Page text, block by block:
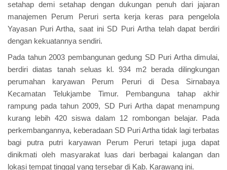
setahap demi setahap dengan dukungan penuh dari jajaran
manajemen Perum Peruri serta kerja keras para pengelola
Yayasan Puri Artha, saat ini SD Puri Artha telah dapat berdiri
dengan kekuatannya sendiri.
Pada tahun 2003 pembangunan gedung SD Puri Artha dimulai,
berdiri diatas tanah seluas kl. 934 m2 berada dilingkungan
perumahan karyawan Perum Peruri di Desa Sirnabaya
Kecamatan Telukjambe Timur. Pembanguna tahap akhir
rampung pada tahun 2009, SD Puri Artha dapat menampung
kurang lebih 420 siswa dalam 12 rombongan belajar. Pada
perkembangannya, keberadaan SD Puri Artha tidak lagi terbatas
bagi putra putri karyawan Perum Peruri tetapi juga dapat
dinikmati oleh masyarakat luas dari berbagai kalangan dan
lokasi tempat tinggal yang tersebar di Kab. Karawang ini.